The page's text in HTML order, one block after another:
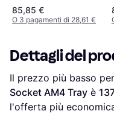
85,85 €
O 3 pagamenti di 28,61 €
Dettagli del
Il prezzo più basso per
Socket AM4 Tray è
l'offerta più